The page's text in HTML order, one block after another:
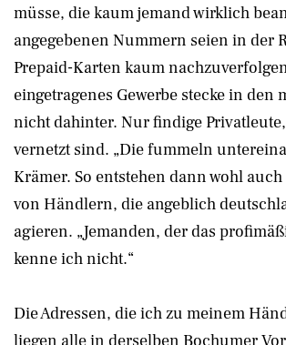
müsse, die kaum jemand wirklich
angegebenen Nummern seien in der
Prepaid-Karten kaum
eingetragenes Gewerbe stecke in den
nicht dahinter. Nur findige
vernetzt sind. „Die fummeln
Krämer. So entstehen dann wohl
von Händlern, die angeblich
agieren. „Jemanden, der das
kenne ich nicht.“
Die Adressen, die ich zu meinem
liegen alle in derselben Bochumer